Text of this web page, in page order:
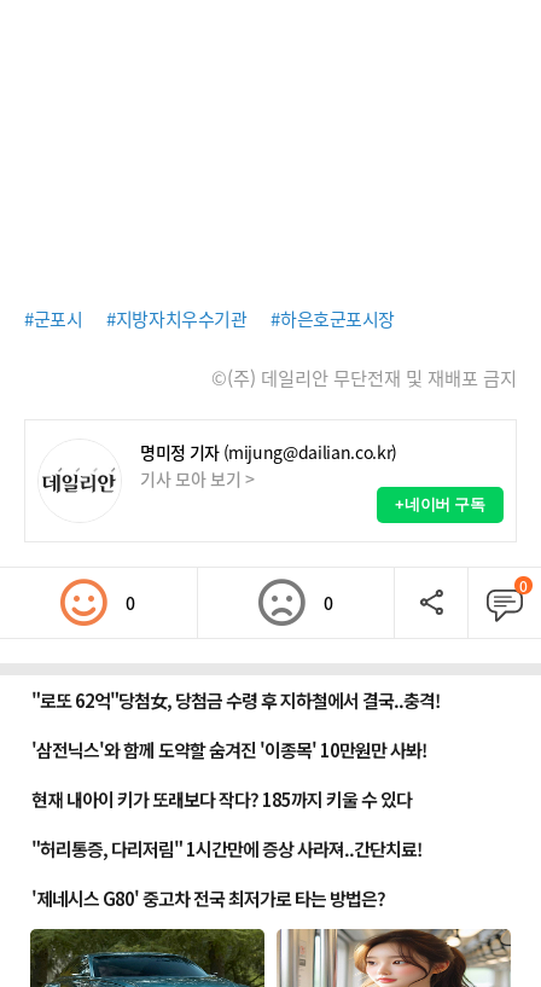
#군포시 #지방자치우수기관 #하은호군포시장
©(주) 데일리안 무단전재 및 재배포 금지
명미정 기자 (mijung@dailian.co.kr)
기사 모아 보기 >
+네이버 구독
0 0
0